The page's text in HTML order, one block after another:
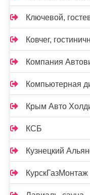
Ключевой,
Ковчег,
Компания
Компьютерная
Крым Авто
КСБ
Кузнецкий
КурскГазМонтаж